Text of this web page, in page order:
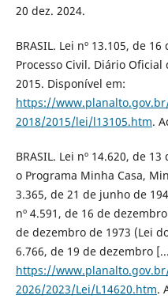
20 dez. 2024.
BRASIL. Lei nº 13.105, de
Processo Civil. Diário
2015. Disponível em:
https://
2018/2015/lei/l13105.htm.
BRASIL. Lei nº 14.620, de
o Programa Minha Casa,
3.365, de 21 de junho de
nº 4.591, de 16 de
de dezembro de 1973 (Lei
6.766, de 19 de dezembro
https://
2026/2023/Lei/L14620.htm.